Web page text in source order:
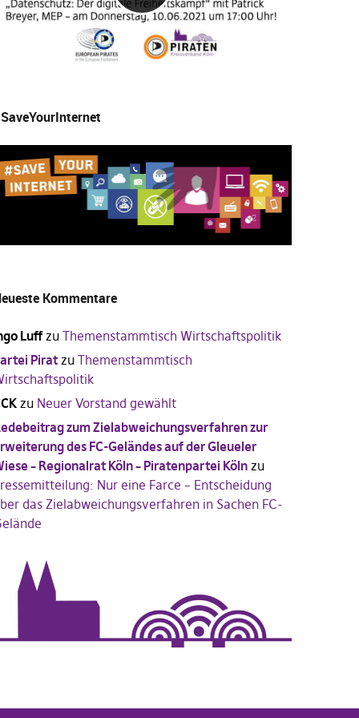
Kommentare
Luffzu Themenstammtisch Wirtschaftspolitik
Piratzu Themenstammtisch
zu Neuer Vorstand gewählt
zum Zielabweichungsverfahren zur
des FC-Geländes auf der Gleueler
– Regionalrat Köln – Piratenpartei Kölnzu
Nur eine Farce – Entscheidung
das Zielabweichungsverfahren in Sachen FC-